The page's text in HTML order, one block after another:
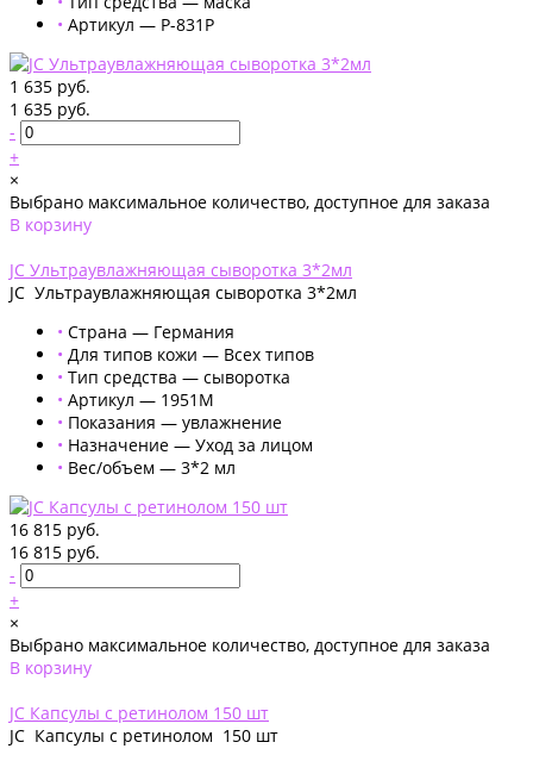
• Артикул — P-831P
1 635 руб.
1 635 руб.
-
+
×
Выбрано максимальное количество, доступное для заказа
В корзину
JC Ультраувлажняющая сыворотка 3*2мл
JC Ультраувлажняющая сыворотка 3*2мл
• Страна — Германия
• Для типов кожи — Всех типов
• Тип средства — сыворотка
• Артикул — 1951M
• Показания — увлажнение
• Назначение — Уход за лицом
• Вес/объем — 3*2 мл
16 815 руб.
16 815 руб.
-
+
×
Выбрано максимальное количество, доступное для заказа
В корзину
JC Капсулы с ретинолом 150 шт
JC Капсулы с ретинолом 150 шт